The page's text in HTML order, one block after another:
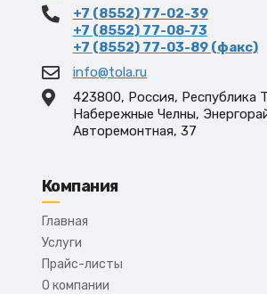
+7 (8552) 77-02-39
+7 (8552) 77-08-73
+7 (8552) 77-03-89 (факс)
info@tola.ru
423800, Россия, Республика
Набережные Челны,
Авторемонтная, 37
Компания
Главная
Услуги
Прайс-листы
О компании